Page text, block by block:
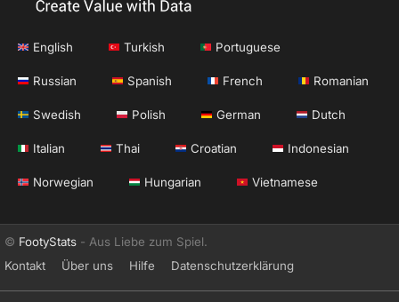
English Turkish Portuguese
Russian Spanish French Romanian
Swedish Polish German Dutch
Italian Thai Croatian Indonesian
Norwegian Hungarian Vietnamese
© FootyStats - Aus Liebe zum Spiel.
Kontakt
Über uns Hilfe Datenschutzerklärung